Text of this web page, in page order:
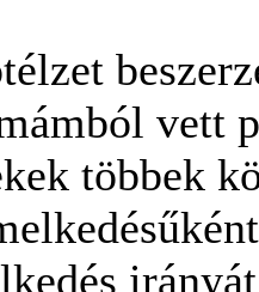
vett
többek